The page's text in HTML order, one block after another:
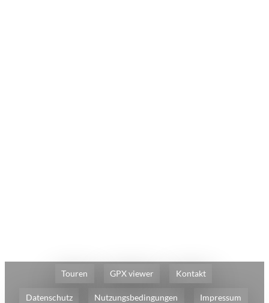
Touren GPX viewer Kontakt
Datenschutz Nutzungsbedingungen Impressum